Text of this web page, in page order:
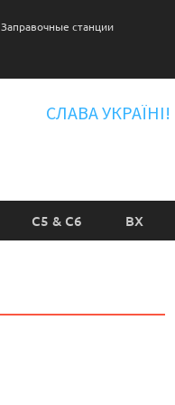
Заправочные станции
СЛАВА УКРАЇНІ!
C5 & C6 BX